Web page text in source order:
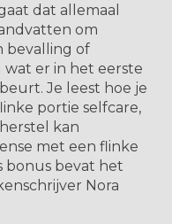
dat allemaal
om
bevalling of
er in het eerste
Je leest hoe je
portie selfcare,
kan
met een flinke
bonus bevat het
Nora